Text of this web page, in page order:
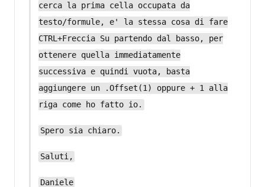
cerca la prima cella occupata da
testo/formule, e' la stessa cosa di fare
CTRL+Freccia Su partendo dal basso, per
ottenere quella immediatamente
successiva e quindi vuota, basta
aggiungere un .Offset(1) oppure + 1 alla
riga come ho fatto io.
Spero sia chiaro.
Saluti,
Daniele